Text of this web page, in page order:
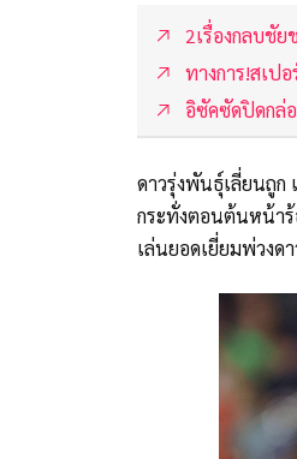
2เรื่องกลบชั
ทางการ!สเป
อิซัคซัดปิดกล่
ดาวรุ่งพันธุ์เลี่ยนถูก
กระทั่งตอนต้นหน้าร้
เล่นยอดเยี่ยมพ่วงด